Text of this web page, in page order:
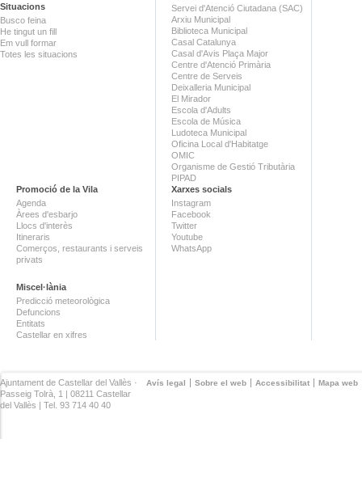
Situacions
Busco feina
He tingut un fill
Em vull formar
Totes les situacions
Servei d'Atenció Ciutadana (SAC)
Arxiu Municipal
Biblioteca Municipal
Casal Catalunya
Casal d'Avis Plaça Major
Centre d'Atenció Primària
Centre de Serveis
Deixalleria Municipal
El Mirador
Escola d'Adults
Escola de Música
Ludoteca Municipal
Oficina Local d'Habitatge
OMIC
Organisme de Gestió Tributària
PIPAD
Promoció de la Vila
Agenda
Àrees d'esbarjo
Llocs d'interès
Itineraris
Comerços, restaurants i serveis
privats
Miscel·lània
Predicció meteorològica
Defuncions
Entitats
Castellar en xifres
Xarxes socials
Instagram
Facebook
Twitter
Youtube
WhatsApp
Avís legal Sobre el web Accessibilitat Mapa web
Ajuntament de Castellar del Vallès ·
Passeig Tolrà, 1 | 08211 Castellar
del Vallès | Tel. 93 714 40 40